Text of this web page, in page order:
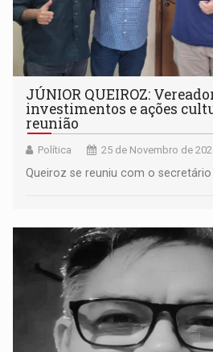
JÚNIOR QUEIROZ:
investimentos e ações
reunião
Política 25 de Novembro de
Queiroz se reuniu com o secretário